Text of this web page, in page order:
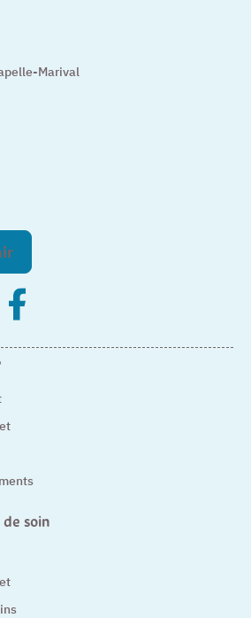
Marival
fenêtre
– Nouvelle fenêtre
de soin